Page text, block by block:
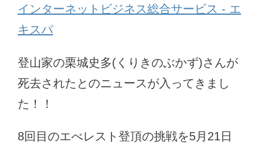
インターネットビジネス総合サービス - エ
キスパ
登山家の栗城史多(くりきのぶかず)さんが
死去されたとのニュースが入ってきまし
た！！
8回目のエべレスト登頂の挑戦を5月21日